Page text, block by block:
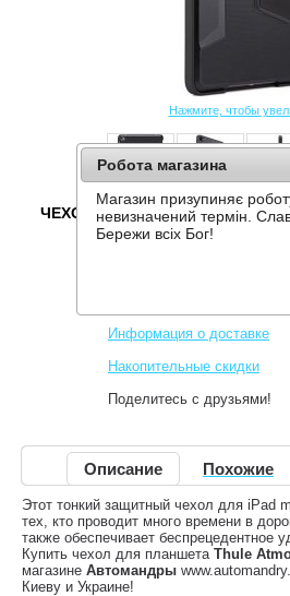
Нажмите, чтобы
ЧЕХОЛ ДЛЯ ПЛАНШЕТА THULE
Информация о доставке
Накопительные скидки
Поделитесь с друзьями!
Описание Похожие
Этот тонкий защитный чехол для iPad
тех, кто проводит много времени в
также обеспечивает беспрецедентное
Купить чехол для планшета Thule
магазине Автомандры
Киеву и Украине!
Робота магазина
Магазин призупиняє
невизначений термін.
Бережи всіх Бог!